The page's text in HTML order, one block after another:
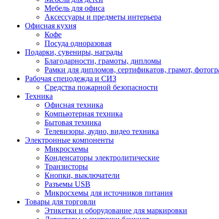
Мебель для офиса
Аксессуары и предметы интерьера
Офисная кухня
Кофе
Посуда одноразовая
Подарки, сувениры, награды
Благодарности, грамоты, дипломы
Рамки для дипломов, сертификатов, грамот,
Рабочая спецодежда и СИЗ
Средства пожарной безопасности
Техника
Офисная техника
Компьютерная техника
Бытовая техника
Телевизоры, аудио, видео техника
Электронные компоненты
Микросхемы
Конденсаторы электролитические
Транзисторы
Кнопки, выключатели
Разъемы USB
Микросхемы для источников питания
Товары для торговли
Этикетки и оборудование для маркировки